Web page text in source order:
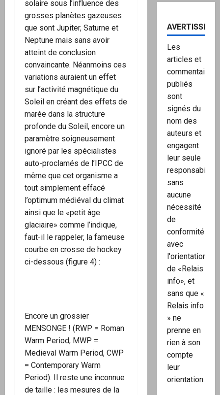
solaire sous l’influence des
grosses planètes gazeuses
que sont Jupiter, Saturne et
Neptune mais sans avoir
atteint de conclusion
convaincante. Néanmoins ces
variations auraient un effet
sur l’activité magnétique du
Soleil en créant des effets de
marée dans la structure
profonde du Soleil, encore un
paramètre soigneusement
ignoré par les spécialistes
auto-proclamés de l’IPCC de
même que cet organisme a
tout simplement effacé
l’optimum médiéval du climat
ainsi que le «petit âge
glaciaire» comme l’indique,
faut-il le rappeler, la fameuse
courbe en crosse de hockey
ci-dessous (figure 4) :
Encore un grossier
MENSONGE ! (RWP = Roman
Warm Period, MWP =
Medieval Warm Period, CWP
= Contemporary Warm
Period). Il reste une inconnue
de taille : les mesures de la
Les
articles et
commentaires
publiés
sont
signés du
nom des
auteurs et
engagent
leur seule
responsabilité,
sans
aucune
nécessité
de
conformité
avec
l'orientation
de «Relais
info», et
sans que «
Relais info
» ne
prenne en
rien à son
compte
leur
orientation.